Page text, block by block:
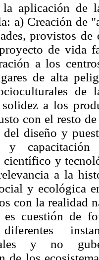
la aplicación de
a) Creación de
provistos
de vida
a los
de alta
de
solidez a los
con el resto
diseño y
y
científico y
a la
y ecológica
con la realidad
es cuestión de
y no